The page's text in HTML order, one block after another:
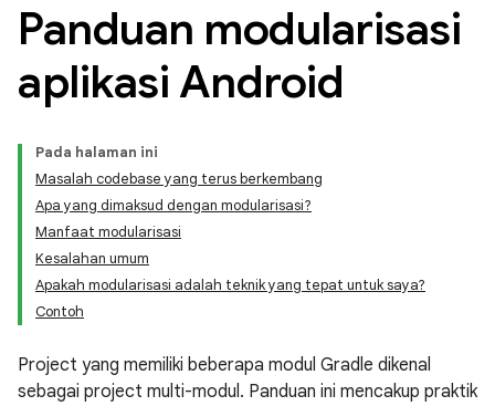
Panduan modularisasi
aplikasi Android
Pada halaman ini
Masalah codebase yang terus berkembang
Apa yang dimaksud dengan modularisasi?
Manfaat modularisasi
Kesalahan umum
Apakah modularisasi adalah teknik yang tepat untuk saya?
Contoh
Project yang memiliki beberapa modul Gradle dikenal
sebagai project multi-modul. Panduan ini mencakup praktik